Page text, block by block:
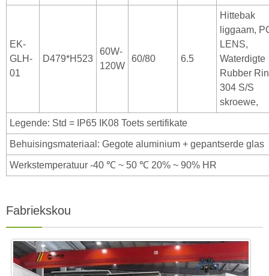
EK-
GLH-
01
D479*H523
60W-
120W
60/80 6.5
Hittebak
liggaam,
LENS,
Waterdigte
Rubber
304 S/S
skroewe,
Legende: Std = IP65 IK08 Toets sertifikate
Behuisingsmateriaal: Gegote aluminium + gepantserde glas
Werkstemperatuur -40 ℃ ~ 50 ℃ 20% ~ 90% HR
Fabriekskou